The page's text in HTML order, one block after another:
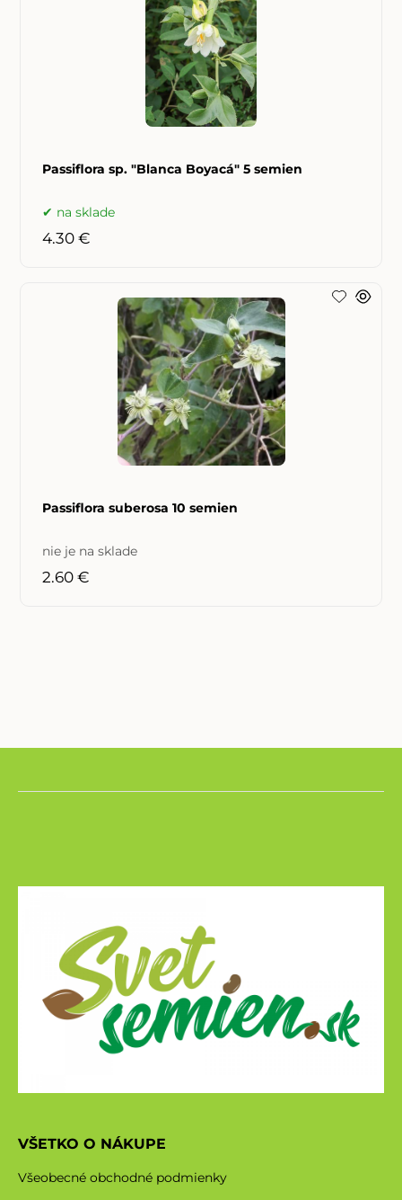
Passiflora sp. "Blanca Boyacá" 5 semien
na sklade
4.30 €
Passiflora suberosa 10 semien
nie je na sklade
2.60 €
VŠETKO O NÁKUPE
Všeobecné obchodné podmienky